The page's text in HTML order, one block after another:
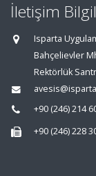
İletişim
Isparta
Bahçelievler
Rektörlük
+90 (246) 214
+90 (246) 228